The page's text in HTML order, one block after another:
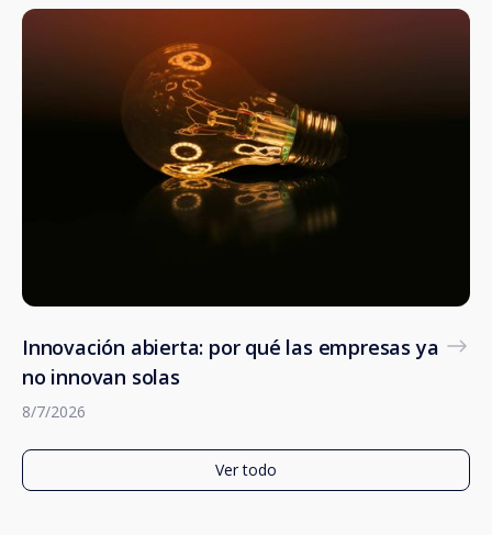
Innovación abierta: por qué las empresas ya
no innovan solas
8/7/2026
Ver todo